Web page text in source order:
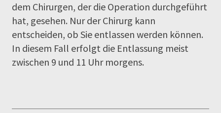
dem Chirurgen, der die Operation durchgeführt
hat, gesehen. Nur der Chirurg kann
entscheiden, ob Sie entlassen werden können.
In diesem Fall erfolgt die Entlassung meist
zwischen 9 und 11 Uhr morgens.